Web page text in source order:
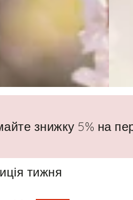
знижку 5% на
тижня